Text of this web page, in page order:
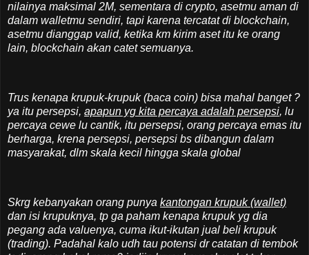
nilainya maksimal 2M, sementara di crypto, asetmu aman di
dalam walletmu sendiri, tapi karena tercatat di blockchain,
asetmu dianggap valid, ketika km kirim aset itu ke orang
lain, blockchain akan catet semuanya.
Trus kenapa krupuk-krupuk (baca coin) bisa mahal banget ?
ya itu persepsi, apapun yg kita percaya adalah persepsi, lu
percaya cewe lu cantik, itu persepsi, orang percaya emas itu
berharga, krena persepsi, persepsi bs dibangun dalam
masyarakat, dlm skala kecil hingga skala global
Skrg kebanyakan orang punya kantongan krupuk (wallet)
dan isi krupuknya, tp ga paham kenapa krupuk yg dia
pegang ada valuenya, cuma ikut-ikutan jual beli krupuk
(trading). Padahal kalo udh tau potensi dr catatan di tembok